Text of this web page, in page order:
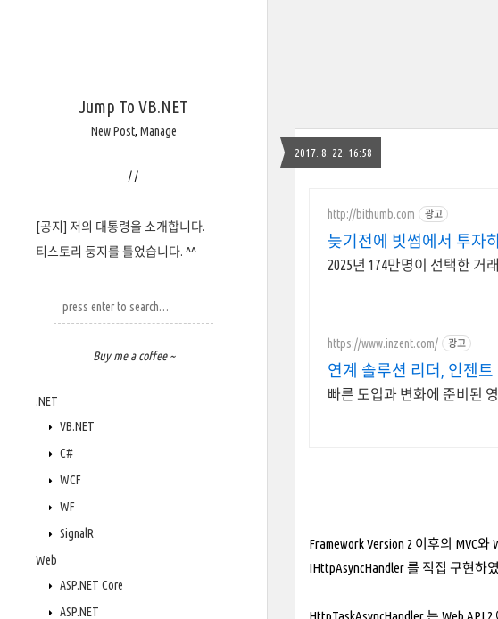
Jump To VB.NET
New Post, Manage
/ /
[공지] 저의 대통령을 소개합니다.
티스토리 둥지를 틀었습니다. ^^
Buy me a coffee ~
.NET
VB.NET
C#
WCF
WF
SignalR
Web
ASP.NET Core
ASP.NET
2017. 8. 22. 16:58
http://bithumb.com 광고
늦기전에 빗썸에서 투자
2025년 174만명이 선택한
https://www.inzent.com/ 광고
연계 솔루션 리더, 인젠트
빠른 도입과 변화에 준비된
Framework Version 2 이후의 MVC
IHttpAsyncHandler 를 직접 구현하
HttpTaskAsyncHandler 는 Web API